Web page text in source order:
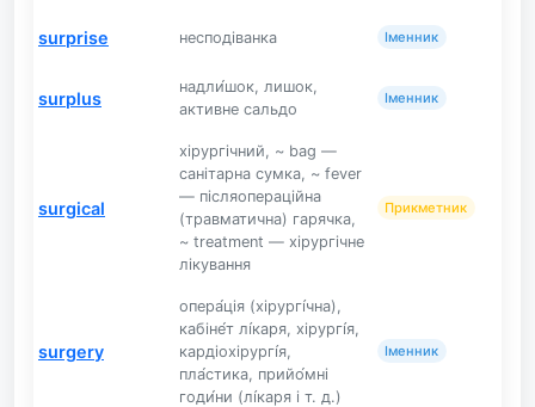
surprise несподіванка Іменник
surplus
надли́шок, лишок,
активне сальдо
Іменник
surgical
хірургічний, ~ bag —
санітарна сумка, ~ fever
— післяопераційна
(травматична) гарячка,
~ treatment — хірургічне
лікування
Прикметник
surgery
опера́ція (хірургі́чна),
кабіне́т лі́каря, хірургі́я,
кардіохірургі́я,
пла́стика, прийо́мні
годи́ни (лі́каря і т. д.)
Іменник